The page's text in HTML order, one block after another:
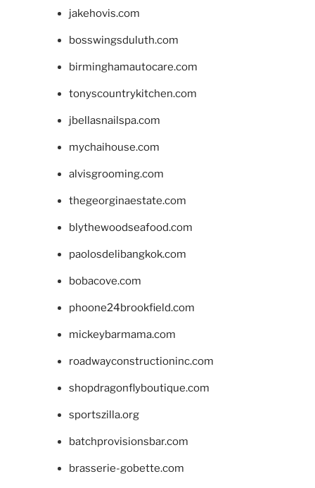
jakehovis.com
bosswingsduluth.com
birminghamautocare.com
tonyscountrykitchen.com
jbellasnailspa.com
mychaihouse.com
alvisgrooming.com
thegeorginaestate.com
blythewoodseafood.com
paolosdelibangkok.com
bobacove.com
phoone24brookfield.com
mickeybarmama.com
roadwayconstructioninc.com
shopdragonflyboutique.com
sportszilla.org
batchprovisionsbar.com
brasserie-gobette.com